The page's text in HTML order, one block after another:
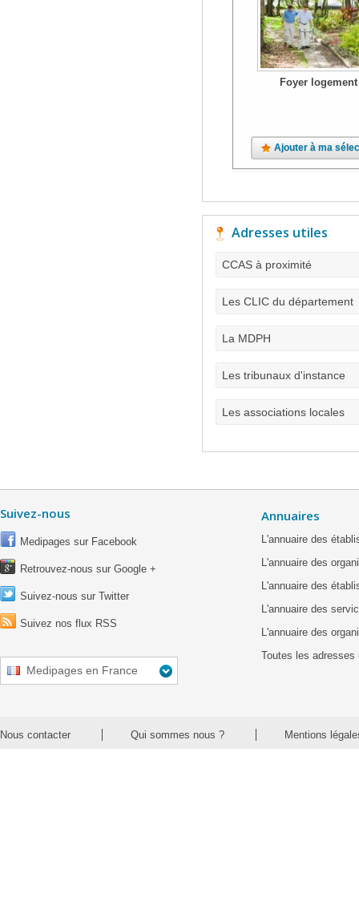
Foyer logement
Ajouter à ma
Adresses utiles
CCAS à proximité
Les CLIC du département
La MDPH
Les tribunaux d'instance
Les associations locales
Suivez-nous
Medipages sur Facebook
Retrouvez-nous sur Google +
Suivez-nous sur Twitter
Suivez nos flux RSS
Medipages en France
Annuaires
L'annuaire des
L'annuaire des
L'annuaire des
L'annuaire des
L'annuaire des
Toutes les adresses
Nous contacter Qui sommes nous ? Mentions